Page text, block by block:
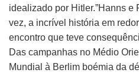
idealizado por Hitler.”Hanns e
vez, a incrível história em
encontro que teve
Das campanhas no Médio
Mundial à Berlim boémia da